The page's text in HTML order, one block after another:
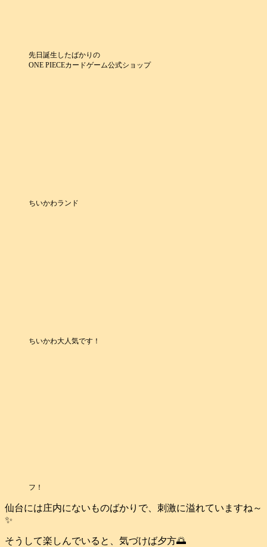
先日誕生したばかりの
ONE PIECEカードゲーム公式ショップ
ちいかわランド
ちいかわ大人気です！
フ！
仙台には庄内にないものばかりで、刺激に溢れていますね～
✨
そうして楽しんでいると、気づけば夕方🌅